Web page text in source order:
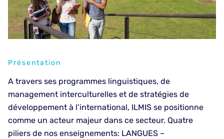
Présentation
A travers ses programmes linguistiques, de
management interculturelles et de stratégies de
développement à l’international, ILMIS se positionne
comme un acteur majeur dans ce secteur. Quatre
piliers de nos enseignements: LANGUES –